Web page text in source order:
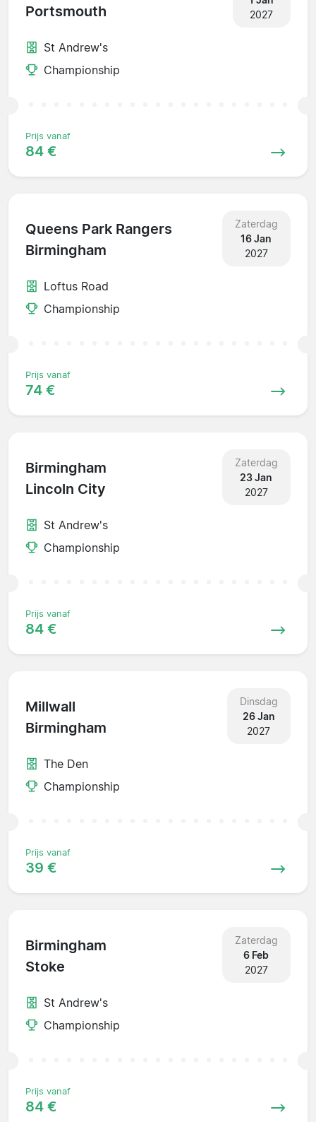
Portsmouth
2027
St Andrew's
Championship
Prijs vanaf
84 €
Queens Park Rangers
Birmingham
Zaterdag
16 Jan
2027
Loftus Road
Championship
Prijs vanaf
74 €
Birmingham
Lincoln City
Zaterdag
23 Jan
2027
St Andrew's
Championship
Prijs vanaf
84 €
Millwall
Birmingham
Dinsdag
26 Jan
2027
The Den
Championship
Prijs vanaf
39 €
Birmingham
Stoke
Zaterdag
6 Feb
2027
St Andrew's
Championship
Prijs vanaf
84 €